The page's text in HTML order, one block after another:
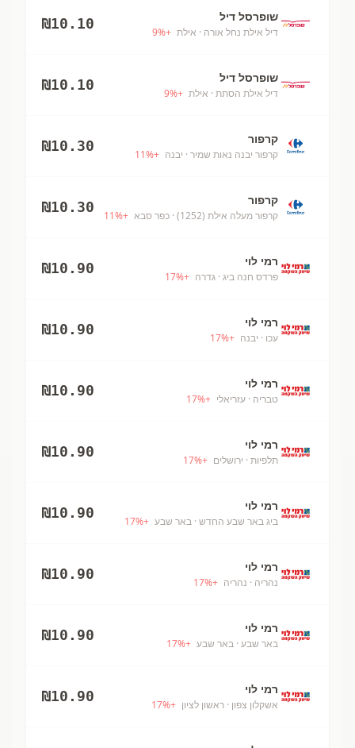
שופרסל דיל
דיל אילת נחל אורה · אילת +
9%
₪10.10
שופרסל דיל
דיל אילת הסתת · אילת +
9%
₪10.10
קרפור
קרפור יבנה נאות שמיר · יבנה +
11%
₪10.30
קרפור
קרפור מעלה אילת (1252) · כפר סבא +
11%
₪10.30
רמי לוי
פרדס חנה ביג · גדרה +
17%
₪10.90
רמי לוי
עכו · יבנה +
17%
₪10.90
רמי לוי
טבריה · עזריאלי +
17%
₪10.90
רמי לוי
תלפיות · ירושלים +
17%
₪10.90
רמי לוי
ביג באר שבע החדש · באר שבע +
17%
₪10.90
רמי לוי
נהריה · נהריה +
17%
₪10.90
רמי לוי
באר שבע · באר שבע +
17%
₪10.90
רמי לוי
אשקלון צפון · ראשון לציון +
17%
₪10.90